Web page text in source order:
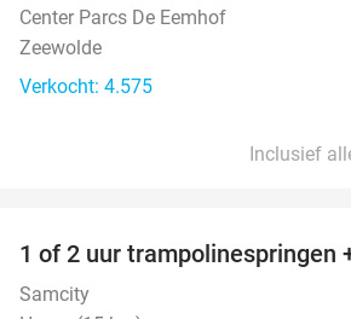
Center Parcs De Eemhof
Zeewolde
Verkocht: 4.575
Inclusief
1 of 2 uur trampolinespringen
Samcity